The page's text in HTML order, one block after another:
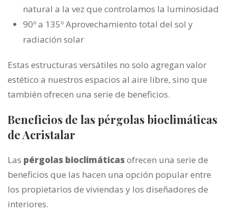
natural a la vez que controlamos la luminosidad
90º a 135º Aprovechamiento total del sol y
radiación solar
Estas estructuras versátiles no solo agregan valor
estético a nuestros espacios al aire libre, sino que
también ofrecen una serie de beneficios.
Beneficios de las pérgolas bioclimáticas
de Acristalar
Las pérgolas bioclimáticasofrecen una serie de
beneficios que las hacen una opción popular entre
los propietarios de viviendas y los diseñadores de
interiores.